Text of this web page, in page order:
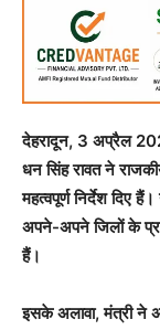
देहरादून, 3 अप्रैल
धन सिंह रावत ने
महत्वपूर्ण निर्देश दिए
अपने-अपने जिलों के
हैं।
इसके अलावा, मंत्री ने